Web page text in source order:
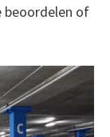
beoordelen of